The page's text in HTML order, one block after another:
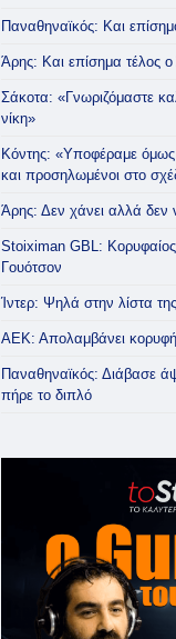
Παναθηναϊκός: Και
Άρης: Και επίσημα τέλος
Σάκοτα: «Γνωριζόμαστε
νίκη»
Κόντης: «Υποφέραμε όμως
και προσηλωμένοι στο
Άρης: Δεν χάνει αλλά δεν
Stoiximan GBL: Κορυφαίος
Γουότσον
Ίντερ: Ψηλά στην λίστα
ΑΕΚ: Απολαμβάνει
Παναθηναϊκός: Διάβασε
πήρε το διπλό